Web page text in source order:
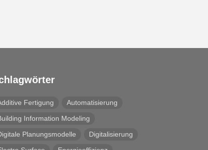
Fertigung
Automatisierung
Information Modeling
Planungsmodelle
Digitalisierung